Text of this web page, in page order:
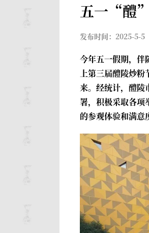
五一“醴”
发布时间：2025-5-5
今年五一假期，伴
上第三届醴陵炒
来。经统计，醴陵
署，积极采取各项
的参观体验和满意